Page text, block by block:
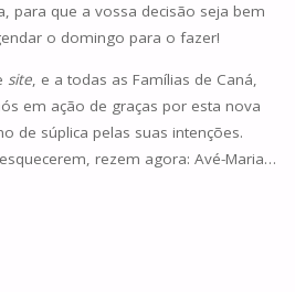
para que a vossa decisão seja bem
o domingo para o fazer!
site, e a todas as Famílias de Caná,
em ação de graças por esta nova
de súplica pelas suas intenções.
rezem agora: Avé-Maria…